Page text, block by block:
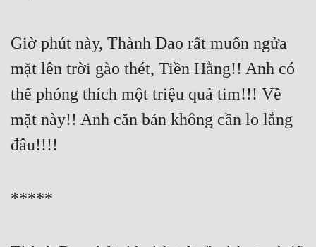
Tu Chân
Tu Tiên
Tội Phạm
Vô Địch
Võ Hiệp
Giờ phút này, Thành Dao rất muốn ngửa
mặt lên trời gào thét, Tiền Hằng!! Anh có
thể phóng thích một triệu quả tim!!! Về
mặt này!! Anh căn bản không cần lo lắng
đâu!!!!
*****